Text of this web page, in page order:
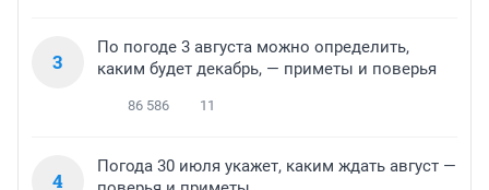
3
По погоде 3 августа можно определить,
каким будет декабрь, — приметы и поверья
86 586 11
4
Погода 30 июля укажет, каким ждать август —